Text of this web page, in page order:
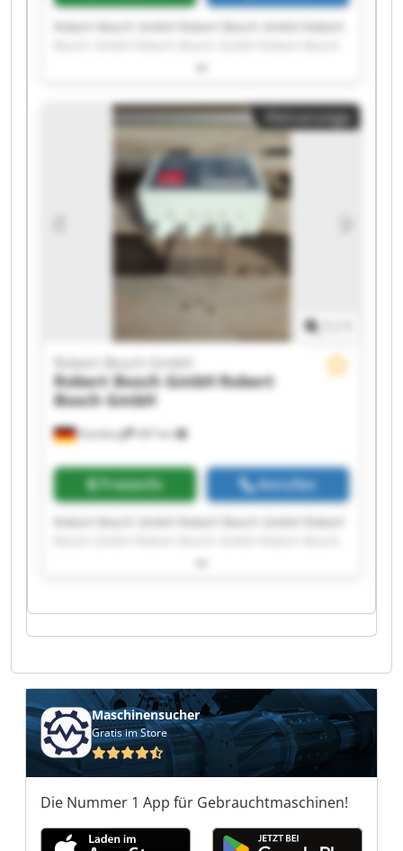
Robert Bosch GmbH Robert Bosch GmbH Robert
GmbH Robert Bosch GmbH Robert Bosch GmbH
Bosch GmbH Robert Bosch GmbH Robert Bosch
GmbH Robert Bosch GmbH Robert Bosch GmbH
Robert Bosch GmbH Robert Bosch GmbH Robert
Bosch GmbH Robert Bosch GmbH Robert Bosch
GmbH Robert Bosch GmbH
Kleinanzeige
Homburg 287 km
Robert Bosch GmbH
Robert Bosch GmbHRobert
Bosch GmbH
Preisinfo Anrufen
Robert Bosch GmbH Robert Bosch GmbH Robert
GmbH Robert Bosch GmbH Robert Bosch GmbH
GmbH Robert Bosch GmbH Robert Bosch GmbH
Robert Bosch GmbH Robert Bosch GmbH Robert
GmbH Robert Bosch GmbH
Maschinensucher
Gratis im Store
Die Nummer 1 App für Gebrauchtmaschinen!